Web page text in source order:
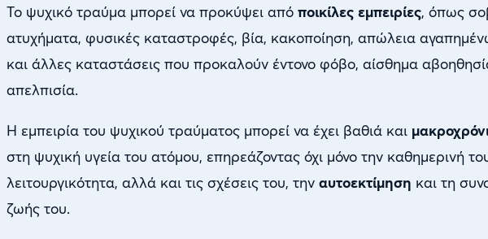
Το ψυχικό τραύμα μπορεί να προκύψει από ποικίλες εμπειρίες, όπως
ατυχήματα, φυσικές καταστροφές, βία, κακοποίηση, απώλεια
και άλλες καταστάσεις που προκαλούν έντονο φόβο, αίσθημα
απελπισία.
Η εμπειρία του ψυχικού τραύματος μπορεί να έχει βαθιά και
στη ψυχική υγεία του ατόμου, επηρεάζοντας όχι μόνο την καθημερινή
λειτουργικότητα, αλλά και τις σχέσεις του, την αυτοεκτίμηση και τη
ζωής του.